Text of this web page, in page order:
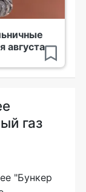
августа
газ
"Бункер